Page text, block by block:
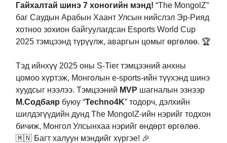
Гайхалтай шинэ 7 хоногийн мэнд! “The MongolZ”
баг Саудын Арабын Хаант Улсын нийслэл Эр-Рияд
хотноо зохион байгуулагдсан Esports World Cup
2025 тэмцээнд түрүүлж, аваргын цомыг өргөлөө. 🏆
Тэд ийнхүү 2025 оны S-Tier тэмцээний анхны
цомоо хүртэж, Монголын e-sports-ийн түүхэнд шинэ
хуудсыг нээлээ. Тэмцээний MVP шагналын эзнээр
М.Содбаяр буюу “Techno4K” тодорч, дэлхийн
шилдэгүүдийн дунд The MongolZ-ийн нэрийг тодхон
бичиж, Монгол Улсынхаа нэрийг өндөрт өргөлөө.
🇲🇳 Багт халуун мэндийг хүргэе! 🎉